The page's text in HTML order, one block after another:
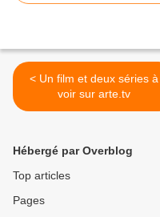
< Un film et deux séries à
voir sur arte.tv
Hébergé par Overblog
Top articles
Pages